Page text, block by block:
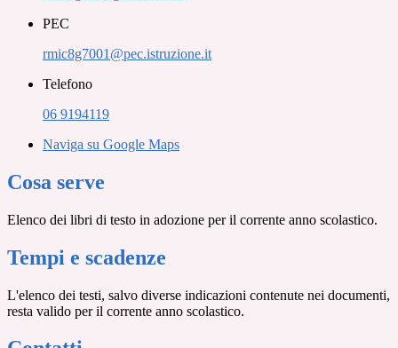
PEC
rmic8g7001@pec.istruzione.it
Telefono
06 9194119
Naviga su Google Maps
Cosa serve
Elenco dei libri di testo in adozione per il corrente anno scolastico.
Tempi e scadenze
L'elenco dei testi, salvo diverse indicazioni contenute nei documenti,
resta valido per il corrente anno scolastico.